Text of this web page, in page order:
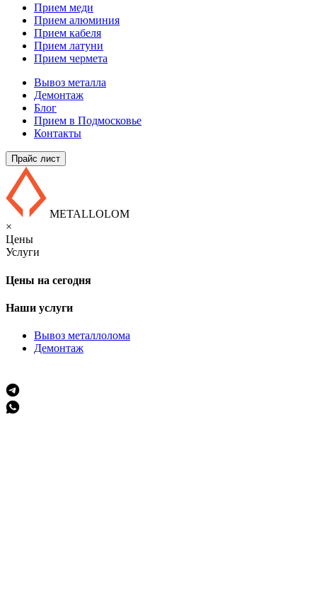
Прием меди
Прием алюминия
Прием кабеля
Прием латуни
Прием чермета
Вывоз металла
Демонтаж
Блог
Прием в Подмосковье
Контакты
Прайс лист
METALLOLOM
×
Цены
Услуги
Цены на сегодня
Наши услуги
Вывоз металлолома
Демонтаж